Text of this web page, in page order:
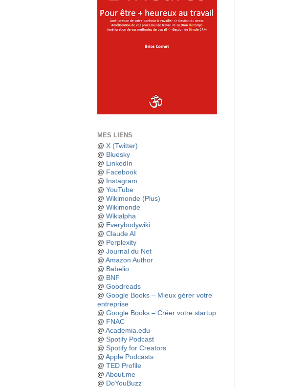
MES LIENS
@ X (Twitter)
@ Bluesky
@ LinkedIn
@ Facebook
@
Instagram
@ YouTube
@ Wikimonde (Plus)
@ Wikimonde
@ Wikialpha
@ Everybodywiki
@ Claude AI
@ Perplexity
@ Journal du Net
@ Amazon Author
@ Babelio
@ BNF
@ Goodreads
@ Google Books – Mieux gérer votre
entreprise
@ Google Books – Créer votre startup
@ FNAC
@ Academia.edu
@ Spotify Podcast
@ Spotify for Creators
@ Apple Podcasts
@ TED Profile
@ About.me
@ DoYouBuzz